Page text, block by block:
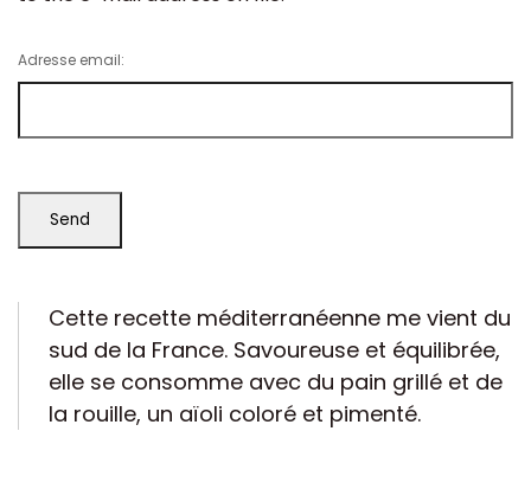
Adresse email:
Cette recette méditerranéenne me vient du
sud de la France. Savoureuse et équilibrée,
elle se consomme avec du pain grillé et de
la rouille, un aïoli coloré et pimenté.